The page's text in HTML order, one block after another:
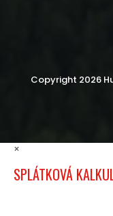
Copyright 2026
×
SPLÁTKOVÁ